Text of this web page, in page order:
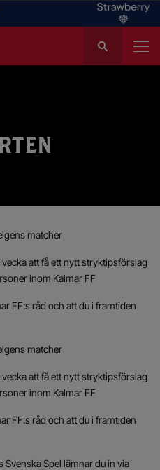
k
matcher
att få ett nytt stryktipsförslag
inom Kalmar FF
FF:s råd och att du i framtiden
matcher
att få ett nytt stryktipsförslag
inom Kalmar FF
FF:s råd och att du i framtiden
Spel lämnar du in via